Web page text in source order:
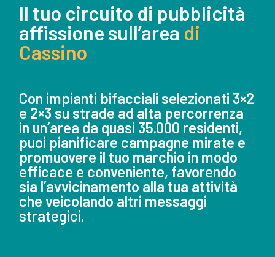
Il tuo circuito di pubblicità
affissione sull’area di
Cassino
Con impianti bifacciali selezionati 3×2
e 2×3 su strade ad alta percorrenza
in un’area da quasi 35.000 residenti,
puoi pianificare campagne mirate e
promuovere il tuo marchio in modo
efficace e conveniente, favorendo
sia l’avvicinamento alla tua attività
che veicolando altri messaggi
strategici.